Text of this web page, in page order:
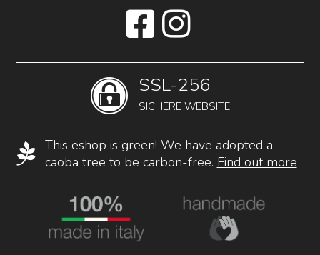
SSL-256
SICHERE WEBSITE
This eshop is green! We have adopted a
caoba tree to be carbon-free. Find out more